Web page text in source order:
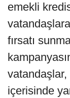
emekli
fırsatı
içerisinde